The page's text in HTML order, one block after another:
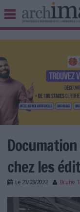
BIBLIOTHÈQUE
UNIVERS DATA
TRAVAIL
VIE NUMÉRIQUE
NUMÉRIQUE
LES DOSSIERS
LE MAGAZINE
chez les
Le 23/03/2022 Bruno
documation_-